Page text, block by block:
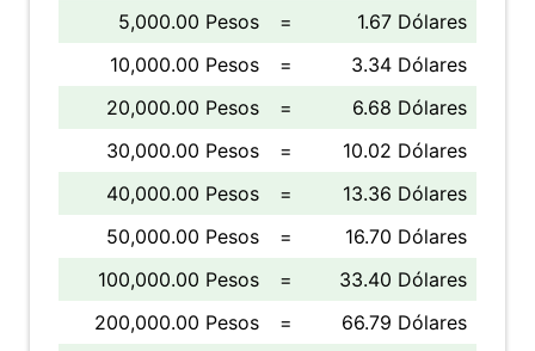
5,000.00 Pesos
=
1.67 Dólares
10,000.00 Pesos
=
3.34 Dólares
20,000.00 Pesos
=
6.68 Dólares
30,000.00 Pesos
=
10.02 Dólares
40,000.00 Pesos
=
13.36 Dólares
50,000.00 Pesos
=
16.70 Dólares
100,000.00 Pesos
=
33.40 Dólares
200,000.00 Pesos
= 66.79 Dólares